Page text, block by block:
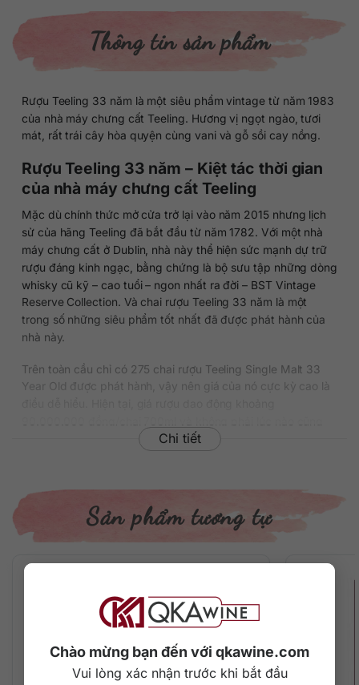
Chào mừng bạn đến với qkawine.com
Vui lòng xác nhận trước khi bắt đầu
Thông tin sản phẩm
Rượu Teeling 33 năm là một siêu phẩm vintage từ năm 1983
của nhà máy chưng cất Teeling. Hương vị ngọt ngào, tươi
mát, rất trái cây hòa quyện cùng vani và gỗ sồi cay nồng.
Rượu Teeling 33 năm – Kiệt tác thời gian
của nhà máy chưng cất Teeling
Mặc dù chính thức mở cửa trở lại vào năm 2015 nhưng lịch
sử của hãng Teeling đã bắt đầu từ năm 1782. Với một nhà
máy chưng cất ở Dublin, nhà này thể hiện sức mạnh dự trữ
rượu đáng kinh ngạc, bằng chứng là bộ sưu tập những dòng
whisky cũ kỹ – cao tuổi – ngon nhất ra đời – BST Vintage
Reserve Collection. Và chai rượu Teeling 33 năm là một
trong số những siêu phẩm tốt nhất đã được phát hành của
nhà này.
Trên toàn cầu chỉ có 275 chai rượu Teeling Single Malt 33
Year Old được phát hành, vậy nên giá của nó cực kỳ cao là
Thương hiệu: Teeling
Bộ sưu tập: Vintage Reserve Collection
Nồng độ: 42.9%
Tuổi rượu: 33 năm
Màu sắc: Màu vàng nâu
chế cocktail
Chi tiết
Sản phẩm tương tự